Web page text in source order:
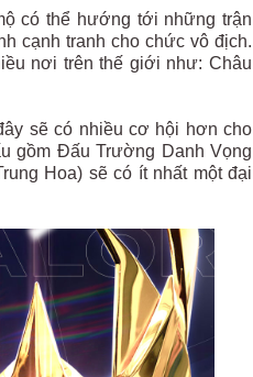
có thể hướng tới những trận
cạnh tranh cho chức vô địch.
nơi trên thế giới như: Châu
sẽ có nhiều cơ hội hơn cho
gồm Đấu Trường Danh Vọng
Hoa) sẽ có ít nhất một đại